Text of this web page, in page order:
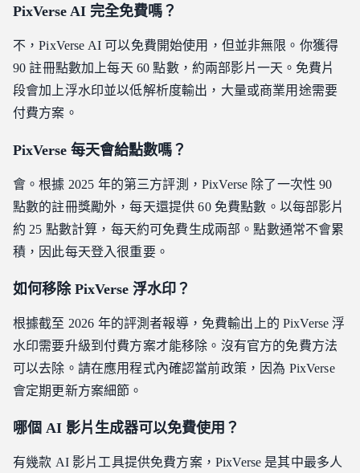
PixVerse AI 完全免費嗎？
不，PixVerse AI 可以免費開始使用，但並非無限。你獲得
90 註冊點數加上每天 60 點數，約兩部影片一天。免費片
段會加上浮水印並以低解析度輸出，大量或商業用途需要
付費方案。
PixVerse 每天會給點數嗎？
會。根據 2025 年的第三方評測，PixVerse 除了一次性 90
點數的註冊獎勵外，每天還提供 60 免費點數。以每部影片
約 25 點數計算，每天約可免費生成兩部。點數通常不會累
積，因此每天登入很重要。
如何移除 PixVerse 浮水印？
根據截至 2026 年的評測者報導，免費輸出上的 PixVerse 浮
水印需要升級到付費方案才能移除。沒有官方的免費方法
可以去除。請在應用程式內確認當前政策，因為 PixVerse
會定期更新方案細節。
哪個 AI 影片生成器可以免費使用？
有幾款 AI 影片工具提供免費方案，PixVerse 是其中最多人